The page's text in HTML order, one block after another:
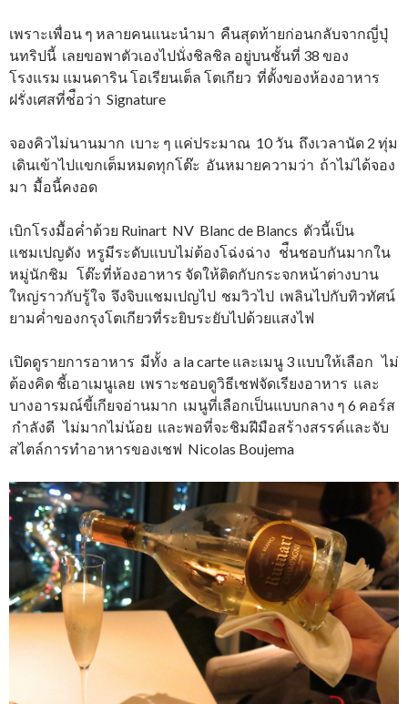
เพราะเพื่อน ๆ หลายคนแนะนำมา คืนสุดท้ายก่อนกลับจากญี่ปุ่
นทริปนี้ เลยขอพาตัวเองไปนั่งชิลชิล อยู่บนชั้นที่ 38 ของ
โรงแรม แมนดาริน โอเรียนเต็ล โตเกียว ที่ตั้งของห้องอาหาร
ฝรั่งเศสที่ช่ือว่า Signature
จองคิวไม่นานมาก เบาะ ๆ แค่ประมาณ 10 วัน ถึงเวลานัด 2 ทุ่ม
เดินเข้าไปแขกเต็มหมดทุกโต๊ะ อันหมายความว่า ถ้าไม่ได้จอง
มา มื้อนี้คงอด
เบิกโรงมื้อค่ำด้วย Ruinart NV Blanc de Blancs ตัวนี้เป็น
แชมเปญดัง หรูมีระดับแบบไม่ต้องโฉ่งฉ่าง ช่ืนชอบกันมากใน
หมู่นักชิม โต๊ะที่ห้องอาหาร จัดให้ติดกับกระจกหน้าต่างบาน
ใหญ่ราวกับรู้ใจ จึงจิบแชมเปญไป ชมวิวไป เพลินไปกับทิวทัศน์
ยามค่ำของกรุงโตเกียวที่ระยิบระยับไปด้วยแสงไฟ
เปิดดูรายการอาหาร มีทั้ง a la carte และเมนู 3 แบบให้เลือก ไม่
ต้องคิด ชี้เอาเมนูเลย เพราะชอบดูวิธีเชฟจัดเรียงอาหาร และ
บางอารมณ์ขี้เกียจอ่านมาก เมนูที่เลือกเป็นแบบกลาง ๆ 6 คอร์ส
กำลังดี ไม่มากไม่น้อย และพอที่จะชิมฝีมือสร้างสรรค์และจับ
สไตล์การทำอาหารของเชฟ Nicolas Boujema